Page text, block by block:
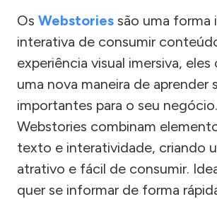
Os Webstories são uma forma
interativa de consumir
experiência visual imersiva,
uma nova maneira de aprender
importantes para o seu
Webstories combinam
texto e interatividade, criando
atrativo e fácil de consumir.
quer se informar de forma